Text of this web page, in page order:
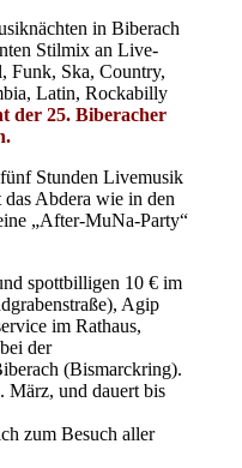
in Biberach
Stilmix an Live-
Funk, Ska, Country,
Latin, Rockabilly
der 25. Biberacher
Stunden Livemusik
Abdera wie in den
„After-MuNa-Party“
spottbilligen 10 € im
Agip
im Rathaus,
der
(Bismarckring).
März, und dauert bis
zum Besuch aller